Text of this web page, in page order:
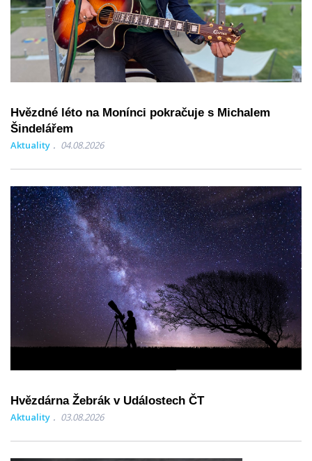
Hvězdné léto na Monínci pokračuje s Michalem
Šindelářem
Aktuality 04.08.2026
Hvězdárna Žebrák v Událostech ČT
Aktuality 03.08.2026